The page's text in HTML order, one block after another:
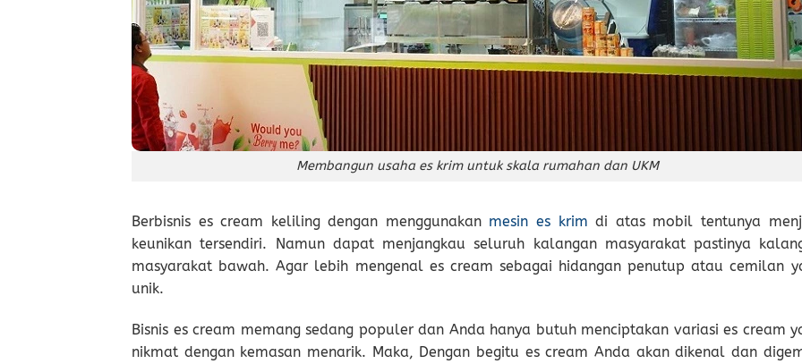
Membangun usaha es krim untuk skala rumahan dan UKM
Berbisnis es cream keliling dengan menggunakan mesin es krim di atas mobil tentunya
keunikan tersendiri. Namun dapat menjangkau seluruh kalangan masyarakat pastinya
masyarakat bawah. Agar lebih mengenal es cream sebagai hidangan penutup atau cemilan
unik.
Bisnis es cream memang sedang populer dan Anda hanya butuh menciptakan variasi es cream
nikmat dengan kemasan menarik. Maka, Dengan begitu es cream Anda akan dikenal dan